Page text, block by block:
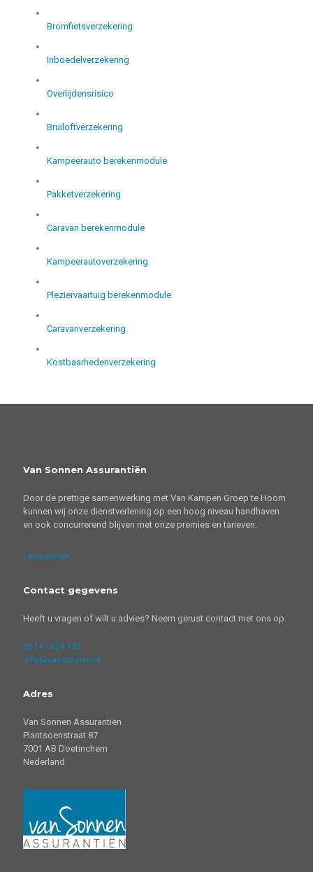
Bromfietsverzekering
Inboedelverzekering
Overlijdensrisico
Bruiloftverzekering
Kampeerauto berekenmodule
Pakketverzekering
Caravan berekenmodule
Kampeerautoverzekering
Pleziervaartuig berekenmodule
Caravanverzekering
Kostbaarhedenverzekering
Van Sonnen Assurantiën
Door de prettige samenwerking met Van Kampen Groep te Hoorn
kunnen wij onze dienstverlening op een hoog niveau handhaven
en ook concurrerend blijven met onze premies en tarieven.
Lees verder
Contact gegevens
Heeft u vragen of wilt u advies? Neem gerust contact met ons op.
0314 - 624 133
info@vansonnen.nl
Adres
Van Sonnen Assurantiën
Plantsoenstraat 87
7001 AB Doetinchem
Nederland